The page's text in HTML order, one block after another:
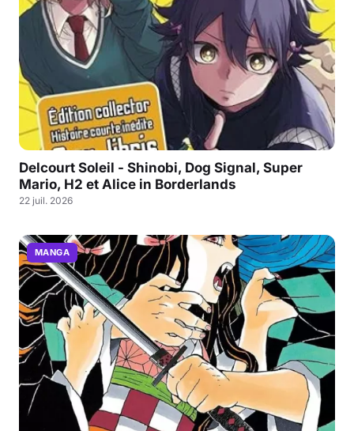
Delcourt Soleil - Shinobi, Dog Signal, Super
Mario, H2 et Alice in Borderlands
22 juil. 2026
MANGA